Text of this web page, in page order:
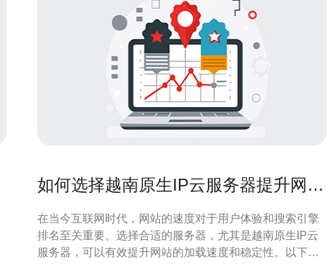
如何选择越南原生IP云服务器提升网站
在当今互联网时代，网站的速度对于用户体验和搜索引擎
排名至关重要。选择合适的服务器，尤其是越南原生IP云
服务器，可以有效提升网站的加载速度和稳定性。以下是